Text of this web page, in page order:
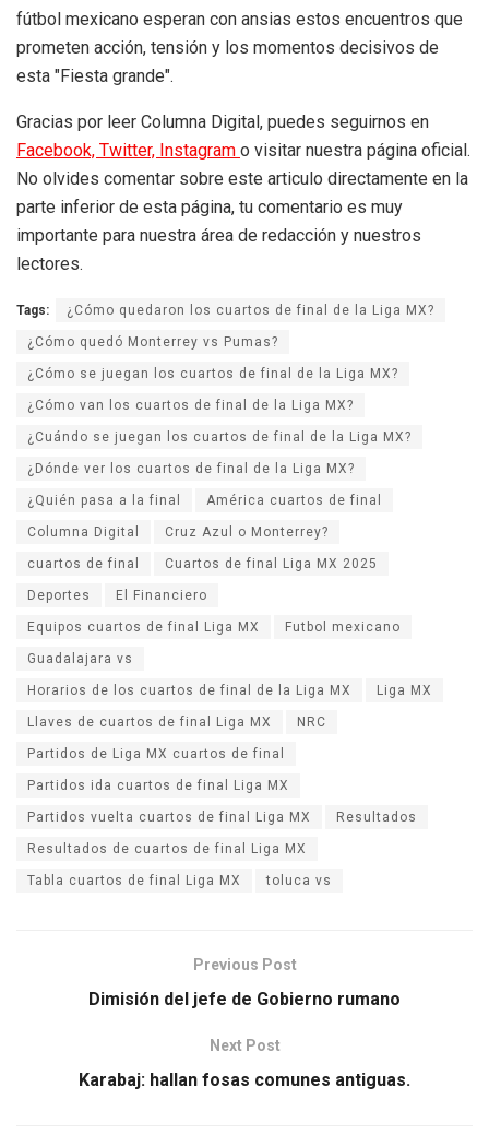
fútbol mexicano esperan con ansias estos encuentros que
prometen acción, tensión y los momentos decisivos de
esta "Fiesta grande".
Gracias por leer Columna Digital, puedes seguirnos en
Facebook, Twitter, Instagram o visitar nuestra página oficial.
No olvides comentar sobre este articulo directamente en la
parte inferior de esta página, tu comentario es muy
importante para nuestra área de redacción y nuestros
lectores.
Tags: ¿Cómo quedaron los cuartos de final de la Liga MX?
¿Cómo quedó Monterrey vs Pumas?
¿Cómo se juegan los cuartos de final de la Liga MX?
¿Cómo van los cuartos de final de la Liga MX?
¿Cuándo se juegan los cuartos de final de la Liga MX?
¿Dónde ver los cuartos de final de la Liga MX?
¿Quién pasa a la final América cuartos de final
Columna Digital Cruz Azul o Monterrey?
cuartos de final Cuartos de final Liga MX 2025
Deportes El Financiero
Equipos cuartos de final Liga MX Futbol mexicano
Guadalajara vs
Horarios de los cuartos de final de la Liga MX Liga MX
Llaves de cuartos de final Liga MX NRC
Partidos de Liga MX cuartos de final
Partidos ida cuartos de final Liga MX
Partidos vuelta cuartos de final Liga MX Resultados
Resultados de cuartos de final Liga MX
Tabla cuartos de final Liga MX toluca vs
Previous Post
Dimisión del jefe de Gobierno rumano
Next Post
Karabaj: hallan fosas comunes antiguas.